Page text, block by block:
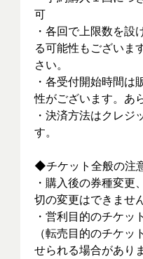
可
・各回で上限数を設
る可能性もございま
さい。
・各受付開始時間は
性がございます。あ
・決済方法はクレジ
す。
◆チケット全般の注
・購入後の券種変更
切の変更はできません
・営利目的のチケッ
（転売目的のチケ
せられる場合があり